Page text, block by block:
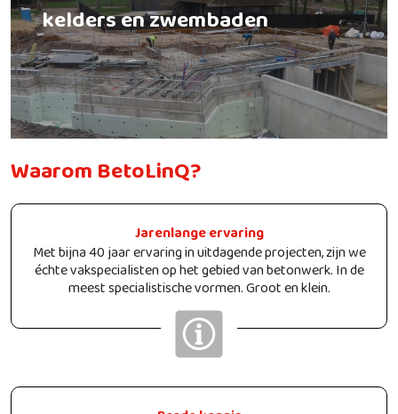
kelders en zwembaden
Waarom BetoLinQ?
Jarenlange ervaring
Met bijna 40 jaar ervaring in uitdagende projecten, zijn we
échte vakspecialisten op het gebied van betonwerk. In de
meest specialistische vormen. Groot en klein.